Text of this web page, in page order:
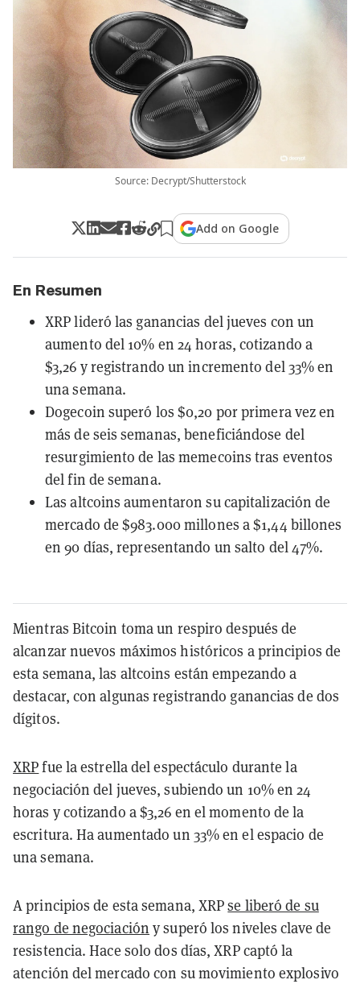
Source: Decrypt/Shutterstock
Add on Google
En Resumen
XRP lideró las ganancias del jueves con un
aumento del 10% en 24 horas, cotizando a
$3,26 y registrando un incremento del 33% en
una semana.
Dogecoin superó los $0,20 por primera vez en
más de seis semanas, beneficiándose del
resurgimiento de las memecoins tras eventos
del fin de semana.
Las altcoins aumentaron su capitalización de
mercado de $983.000 millones a $1,44 billones
en 90 días, representando un salto del 47%.
Mientras Bitcoin toma un respiro después de
alcanzar nuevos máximos históricos a principios de
esta semana, las altcoins están empezando a
destacar, con algunas registrando ganancias de dos
dígitos.
XRPfue la estrella del espectáculo durante la
negociación del jueves, subiendo un 10% en 24
horas y cotizando a $3,26 en el momento de la
escritura. Ha aumentado un 33% en el espacio de
una semana.
A principios de esta semana, XRPse liberó de su
rango de negociación y superó los niveles clave de
resistencia. Hace solo dos días, XRP captó la
atención del mercado con su movimiento explosivo